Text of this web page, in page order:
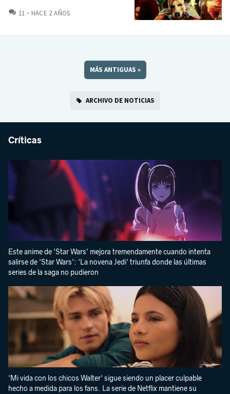
11 COMENTARIOS
HACE 2 AÑOS
MÁS ANTIGUAS »
ARCHIVO DE NOTICIAS
Críticas
Este anime de 'Star Wars' mejora tremendamente cuando intenta
salirse de 'Star Wars': 'La novena Jedi' triunfa donde las últimas
series de la saga no pudieron
'Mi vida con los chicos Walter' sigue siendo un placer culpable
hecho a medida para los fans. La serie de Netflix mantiene su